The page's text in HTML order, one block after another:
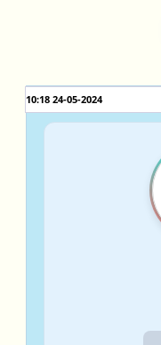
24-05-2024 10:18